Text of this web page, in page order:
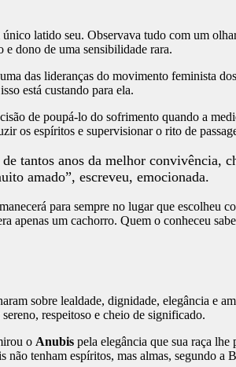
latido seu. Observava tudo com um
e dono de uma sensibilidade rara.
das lideranças do movimento feminista
está custando para ela.
de poupá-lo do sofrimento quando a
os espíritos e supervisionar o rito de
tantos anos da melhor convivência,
amado”, escreveu, emocionada.
para sempre no lugar que escolheu
apenas um cachorro. Quem o conheceu
sobre lealdade, dignidade, elegância e
respeitoso e cheio de significado.
o Anubis pela elegância que sua raça lhe
tenham espíritos, mas almas, segundo a